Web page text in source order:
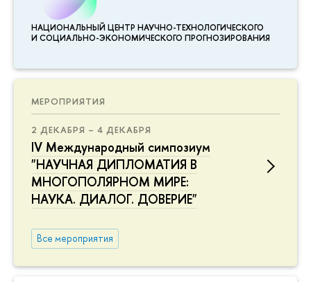
НАЦИОНАЛЬНЫЙ ЦЕНТР НАУЧНО-ТЕХНОЛОГИЧЕСКОГО
И СОЦИАЛЬНО-ЭКОНОМИЧЕСКОГО ПРОГНОЗИРОВАНИЯ
МЕРОПРИЯТИЯ
2 ДЕКАБРЯ – 4 ДЕКАБРЯ
IV Международный симпозиум
"НАУЧНАЯ ДИПЛОМАТИЯ В
МНОГОПОЛЯРНОМ МИРЕ:
НАУКА. ДИАЛОГ. ДОВЕРИЕ"
Все мероприятия